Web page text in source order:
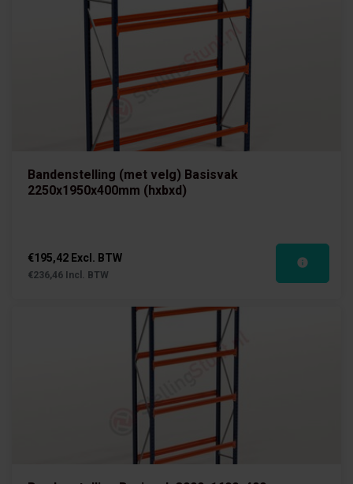
Bandenstelling (met velg) Basisvak
2250x1950x400mm (hxbxd)
€195,42 Excl. BTW
€236,46 Incl. BTW